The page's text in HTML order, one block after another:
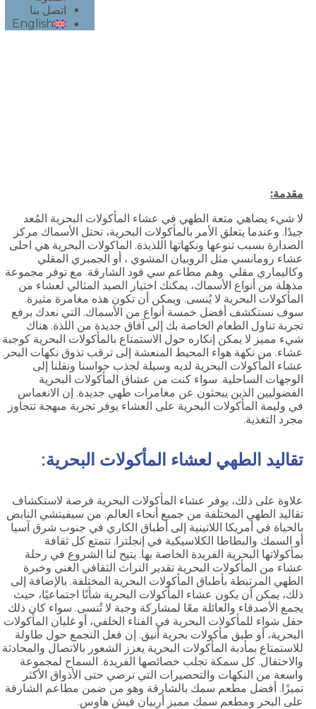
اتصل بنا
English
مقدمة:
لا شيء يضاهي متعة الطهي في عشاء المأكولات البحرية المُعد
جيدًا. وعندما يتعلق الأمر بالمأكولات البحرية، تحتل الأسماك مركز
الصدارة بسبب تنوعها ونكهاتها اللذيذة. الماكولات البحرية هي احلى
عشاء رومانسي مثل الروبيان المشوي ، أو الجمبري المقلي
وكاليماري مقلي وهم مطاعم سي فود الشارقة. مع توفر مجموعة
مذهلة من أنواع الأسماك، يمكنك اختيار الصيد المثالي لعشاء من
المأكولات البحرية لا يُنسى. ويمكن أن تكون هذه مغامرة مثيرة.
سوف نستكشف أفضل خمسة أنواع من الأسماك. التي نعدك برفع
تجربة تناول الطعام الخاصة بك إلى آفاق جديدة من اللذة. هناك
شيء مميز لا يمكن إنكاره حول الاستمتاع بالمأكولات البحرية كوجبة
عشاء. من نكهة هواء المحيط المنعشة إلى ترقب تذوق نكهات البحر.
عشاء المأكولات البحرية لديه وسيلة لجذب حواسنا ونقلنا إلى
الوجهات الساحلية. سواء كنت من عشاق المأكولات البحرية
الفضوليين الذين يبحثون عن مغامرات طهي جديدة. إن الانغماس
في وليمة المأكولات البحرية على العشاء يوفر تجربة مبهجة تتجاوز
مجرد التغذية.
تقاليد الطهي لعشاء المأكولات البحرية:
علاوة على ذلك، يوفر عشاء المأكولات البحرية فرصة لاستكشاف
تقاليد الطهي المختلفة من جميع أنحاء العالم. من سيفيتشي النابض
بالحياة في أمريكا اللاتينية إلى أطباق الكاري في جنوب شرق آسيا
أو السمك والبطاطا الكلاسيكية في إنجلترا. تتمتع كل ثقافة
بمأكولاتها البحرية الفريدة الخاصة بها. يتيح لنا الشروع في رحلة
عشاء من المأكولات البحرية تقدير التراث الثقافي الغني وخبرة
الطهي المرتبطة بأطباق المأكولات البحرية المختلفة. بالإضافة إلى
ذلك، يمكن أن يكون عشاء المأكولات البحرية شأنًا اجتماعيًا، حيث
يجمع الأصدقاء والعائلة معًا لمشاركة وجبة لا تُنسى. سواء كان ذلك
حفل شواء للمأكولات البحرية في الفناء الخلفي، أو غليان المأكولات
البحرية، أو طبق مأكولات بحرية أنيق. إن فعل التجمع حول طاولة
للاستمتاع بمأدبة المأكولات البحرية يعزز الشعور بالاتصال والمحادثة
والاحتفال. كل سمكة تجلب خصائصها الفريدة. السماح لمجموعة
واسعة من النكهات والتحضيرات التي ترضي حتى الأذواق الأكثر
تميزًا. أفضل مطعم سمك بالشارقة وهو من ضمن مطاعم الشارقة
على البحر ومطعم سمك مميز أربيان فيش هاوس.